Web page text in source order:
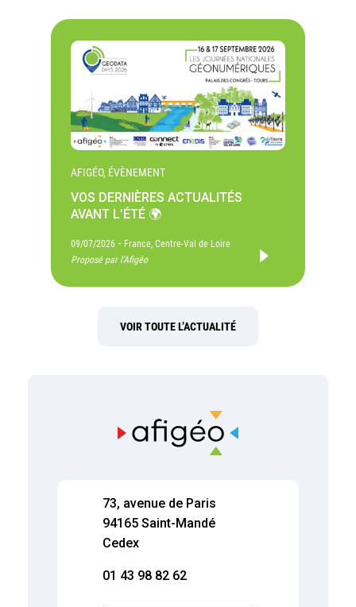
AFIGÉO, ÉVÈNEMENT
VOS DERNIÈRES ACTUALITÉS
AVANT L’ÉTÉ 🌍
09/07/2026 - France, Centre-Val de Loire
Proposé par l'Afigéo
VOIR TOUTE L’ACTUALITÉ
73, avenue de Paris
94165 Saint-Mandé
Cedex
01 43 98 82 62